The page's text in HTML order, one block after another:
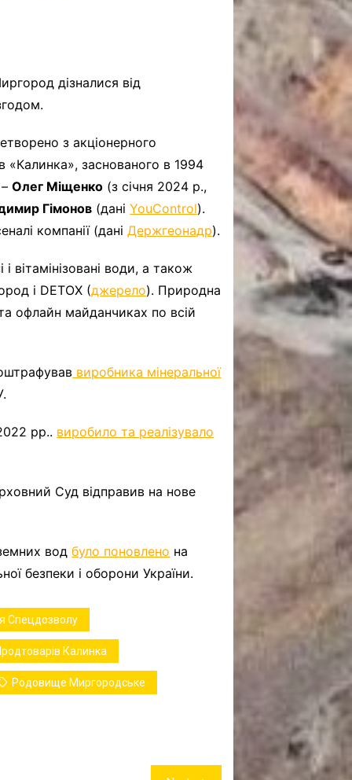
дізналися від
з акціонерного
заснованого в 1994
–Олег Міщенко (з січня 2024 р.,
Гімонов (даніYouControl).
компанії (даніДержгеонадр).
вітамінізовані води, а також
і DETOX (джерело). Природна
офлайн майданчиках по всій
виробника мінеральної
рр.. виробило та реалізувало
Суд відправив на нове
водбуло поновлено на
безпеки і оборони України.
Спецдозволу
Калинка
Родовище Миргородське